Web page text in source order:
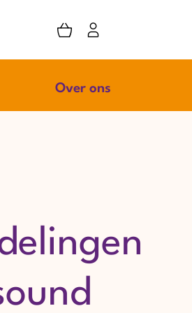
Over ons